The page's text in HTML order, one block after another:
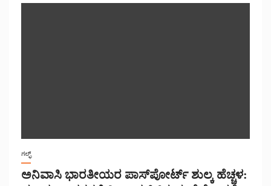
ಗಲ್ಫ್
ಅನಿವಾಸಿ ಭಾರತೀಯರ ಪಾಸ್‌ಪೋರ್ಟ್ ಶುಲ್ಕ ಹೆಚ್ಚಳ: